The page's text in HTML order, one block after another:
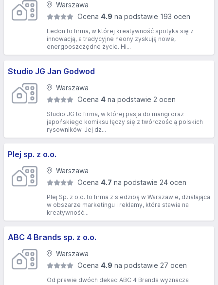
Warszawa
Ocena 4.9 na podstawie 193 ocen
Ledon to firma, w której kreatywność spotyka się z
innowacją, a tradycyjne neony zyskują nowe,
energooszczędne życie. Hi...
Studio JG Jan Godwod
Warszawa
Ocena 4 na podstawie 2 ocen
Studio JG to firma, w której pasja do mangi oraz
japońskiego komiksu łączy się z twórczością polskich
rysowników. Jej dz...
Plej sp. z o.o.
Warszawa
Ocena 4.7 na podstawie 24 ocen
Plej Sp. z o.o. to firma z siedzibą w Warszawie, działająca
w obszarze marketingu i reklamy, która stawia na
kreatywność...
ABC 4 Brands sp. z o.o.
Warszawa
Ocena 4.9 na podstawie 27 ocen
Od prawie dwóch dekad ABC 4 Brands wyznacza